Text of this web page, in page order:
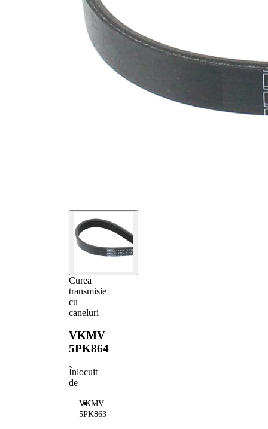
Curea
transmisie
cu
caneluri
VKMV
5PK864
Înlocuit
de
VKMV
5PK863